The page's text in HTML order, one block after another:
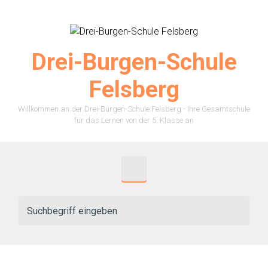
Drei-Burgen-Schule
Felsberg
Willkommen an der Drei-Burgen-Schule Felsberg - Ihre Gesamtschule
für das Lernen von der 5. Klasse an